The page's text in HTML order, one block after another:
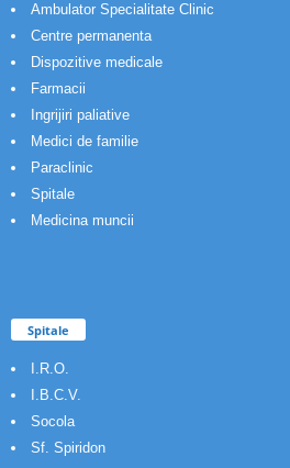
Ambulator Specialitate Clinic
Centre permanenta
Dispozitive medicale
Farmacii
Ingrijiri paliative
Medici de familie
Paraclinic
Spitale
Medicina muncii
Spitale
I.R.O.
I.B.C.V.
Socola
Sf. Spiridon